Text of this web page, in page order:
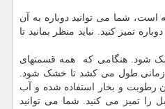
شما می توانید دوباره به آن
تمیز کنید. نباید منظر بمانید تا
شود. هنگامی که همه قسمتهای
زمانی طول می کشد تا خشک شود.
رطوبت و بخار استفاده شده و آب
را تمیز می کنید. شما می توانید